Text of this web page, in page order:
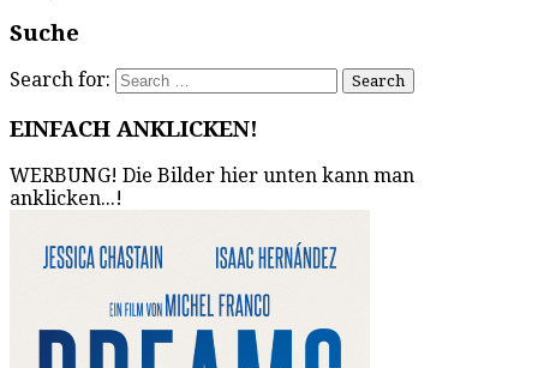
Suche
Search for:
EINFACH ANKLICKEN!
WERBUNG! Die Bilder hier unten kann man
anklicken...!